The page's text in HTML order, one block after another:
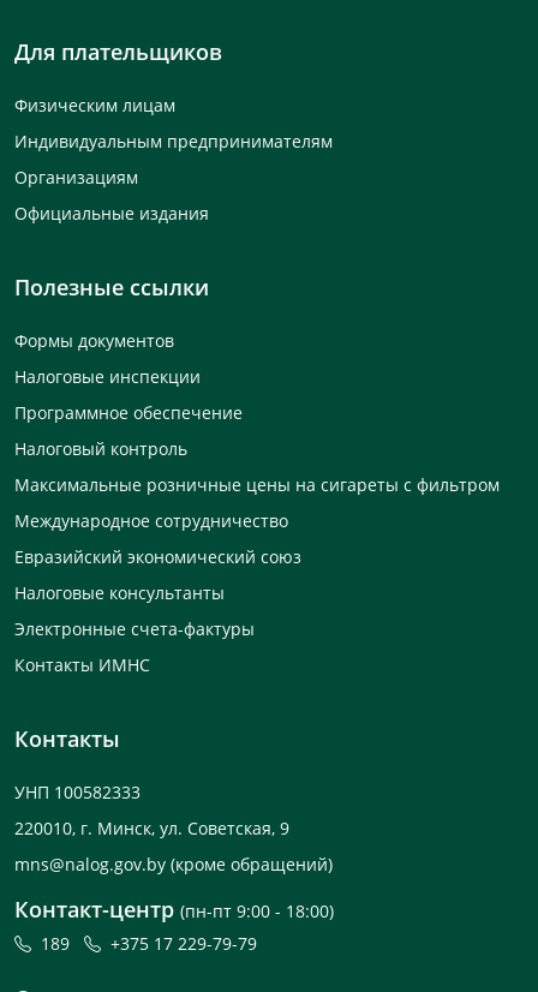
Для плательщиков
Физическим лицам
Индивидуальным предпринимателям
Организациям
Официальные издания
Полезные ссылки
Формы документов
Налоговые инспекции
Программное обеспечение
Налоговый контроль
Максимальные розничные цены на сигареты с фильтром
Международное сотрудничество
Евразийский экономический союз
Налоговые консультанты
Электронные счета-фактуры
Контакты ИМНС
Контакты
УНП 100582333
220010, г. Минск, ул. Советская, 9
mns@nalog.gov.by (кроме обращений)
Контакт-центр (пн-пт 9:00 - 18:00)
189
+375 17 229-79-79